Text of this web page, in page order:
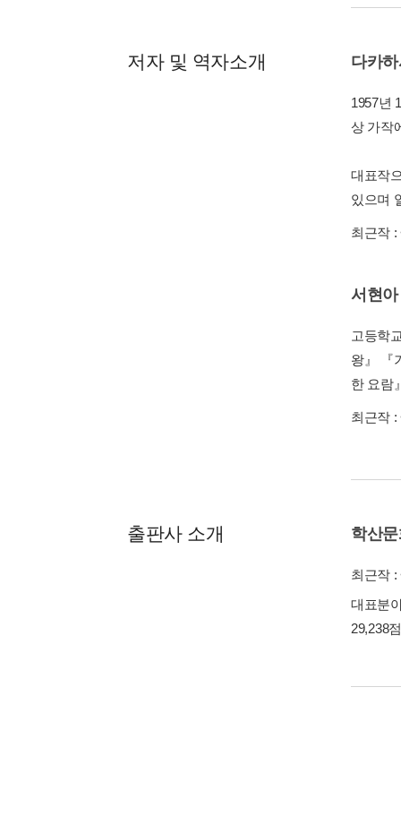
저자 및 역자소개 다카
1957년
상 가작
대표작
있으며
최근작 :
서현아
고등학
왕』 『
한 요람
최근작 :
출판사 소개 학산
최근작 :
대표분
29,238